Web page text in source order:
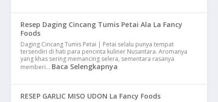
Resep Daging Cincang Tumis Petai Ala La Fancy
Foods
Daging Cincang Tumis Petai | Petai selalu punya tempat
tersendiri di hati para pencinta kuliner Nusantara. Aromanya
yang khas sering memancing selera, sementara rasanya
memberi… Baca Selengkapnya
RESEP GARLIC MISO UDON La Fancy Foods